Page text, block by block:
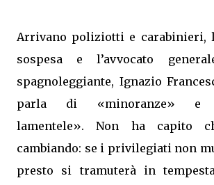
Arrivano poliziotti e carabinieri,
sospesa e l’avvocato
spagnoleggiante, Ignazio
parla di «minoranze» e
lamentele». Non ha capito
cambiando: se i privilegiati non
presto si tramuterà in